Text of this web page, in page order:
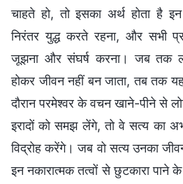
चाहते हो, तो इसका अर्थ होता है
निरंतर युद्ध करते रहना, और सभी
जूझना और संघर्ष करना। जब तक
होकर जीवन नहीं बन जाता, तब तक यह
दौरान परमेश्वर के वचन खाने-पीने से
इरादों को समझ लेंगे, तो वे सत्य का
विद्रोह करेंगे। जब वो सत्य उनका
इन नकारात्मक तत्वों से छुटकारा पाने